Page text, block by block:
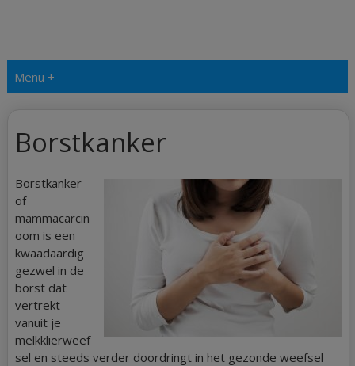
Menu +
Borstkanker
Borstkanker
of
mammacarcin
oom is een
kwaadaardig
gezwel in de
borst dat
vertrekt
vanuit je
melkklierweef
sel en steeds verder doordringt in het gezonde weefsel